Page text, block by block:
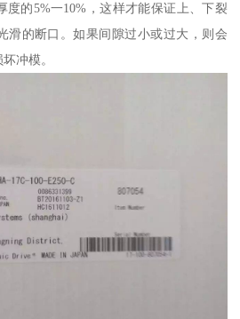
度的5%一10%，这样才能保证上、下裂
滑的断口。如果间隙过小或过大，则会
冲模。